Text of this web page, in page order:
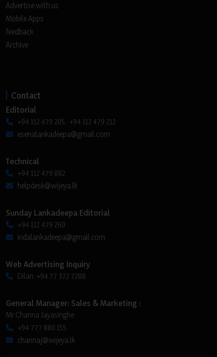
Advertise with us
Mobile Apps
feedback
Archive
Contact
Editorial
+94 112 479 205, +94 112 479 212
esenalankadeepa@gmail.com
Technical
+94 112 479 882
helpdesk@wijeya.lk
Sunday Lankadeepa Editorial
+94 112 479 260
iridalankadeepa@gmail.com
Web Advertising Inquiry
Dilan: +94 77 372 7288
General Manager: Sales & Marketing :
Mr Channa Jayasinghe
+94 777 880 155
channaj@wijeya.lk